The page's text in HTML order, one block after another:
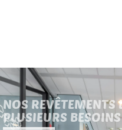
NOS REVÊTEMENTS
PLUSIEURS BESOINS